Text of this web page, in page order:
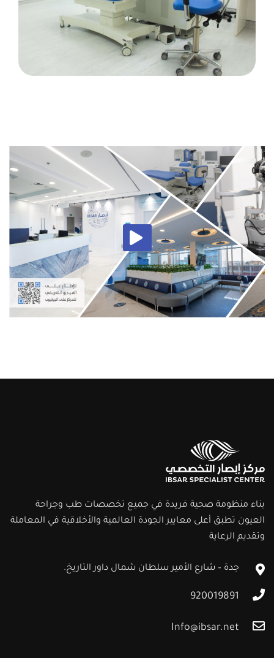
بناء منظومة صحية فريدة في جميع تخصصات طب وجراحة
العيون تطبق أعلى معايير الجودة العالمية والأخلاقية في المعاملة
وتقديم الرعاية
جدة – شارع الأمير سلطان شمال داور التاريخ.
920019891
Info@ibsar.net